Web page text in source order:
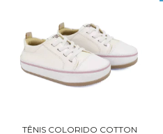
TÊNIS COLORIDO COTTON